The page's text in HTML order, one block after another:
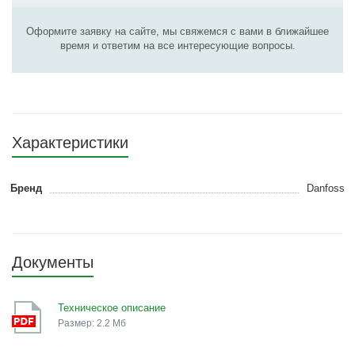
Оформите заявку на сайте, мы свяжемся с вами в ближайшее
время и ответим на все интересующие вопросы.
Характеристики
Бренд Danfoss
Документы
Техническое описание
Размер: 2.2 Мб